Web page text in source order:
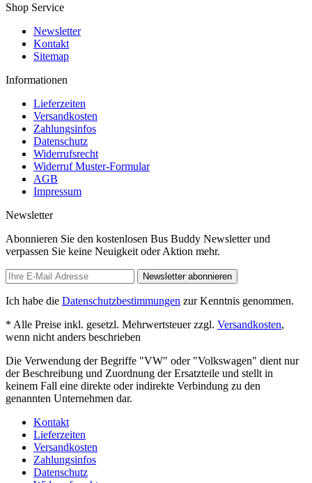
Shop Service
Newsletter
Kontakt
Sitemap
Informationen
Lieferzeiten
Versandkosten
Zahlungsinfos
Datenschutz
Widerrufsrecht
Widerruf Muster-Formular
AGB
Impressum
Newsletter
Abonnieren Sie den kostenlosen Bus Buddy Newsletter und
verpassen Sie keine Neuigkeit oder Aktion mehr.
Newsletter abonnieren
Ich habe die Datenschutzbestimmungen zur Kenntnis genommen.
* Alle Preise inkl. gesetzl. Mehrwertsteuer zzgl. Versandkosten,
wenn nicht anders beschrieben
Die Verwendung der Begriffe "VW" oder "Volkswagen" dient nur
der Beschreibung und Zuordnung der Ersatzteile und stellt in
keinem Fall eine direkte oder indirekte Verbindung zu den
genannten Unternehmen dar.
Kontakt
Lieferzeiten
Versandkosten
Zahlungsinfos
Datenschutz